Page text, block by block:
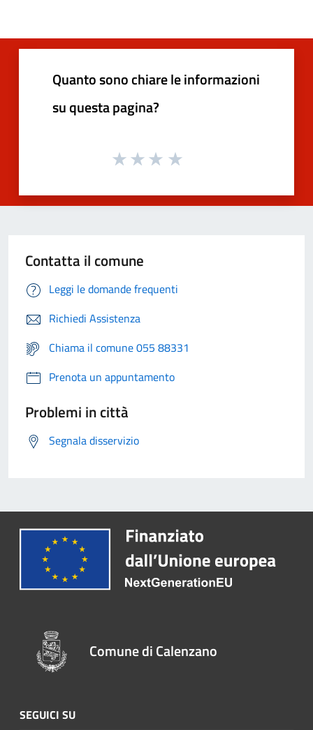
Quanto sono chiare le informazioni
su questa pagina?
Contatta il comune
Leggi le domande frequenti
Richiedi Assistenza
Chiama il comune 055 88331
Prenota un appuntamento
Problemi in città
Segnala disservizio
Comune di Calenzano
SEGUICI SU